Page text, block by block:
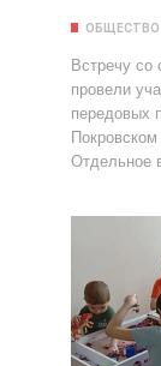
ОБЩЕСТВО
Встречу со
провели
передовых
Отдельное